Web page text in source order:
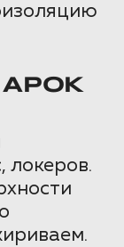
локеров.